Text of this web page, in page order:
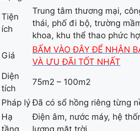
Tiện
ích
Trung tâm thương mại,
thái, phố đi bộ, trường
khoa, khu thể thao phức
Giá
BẤM VÀO ĐÂY ĐỂ NHẬN
VÀ ƯU ĐÃI TỐT NHẤT
Diện
tích
75m2 – 100m2
Pháp lý Đã có sổ hồng riêng từng
Hạ
tầng
Điện âm, nước máy, hệ
lượng mặt trời.